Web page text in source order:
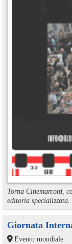
Torna Cinemarcord,
editoria
Giornata
Evento mondiale